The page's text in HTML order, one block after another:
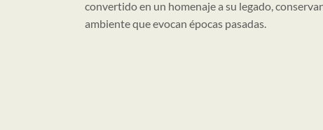
convertido en un homenaje a su legado,
ambiente que evocan épocas pasadas.